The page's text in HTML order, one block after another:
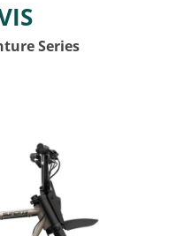
Series